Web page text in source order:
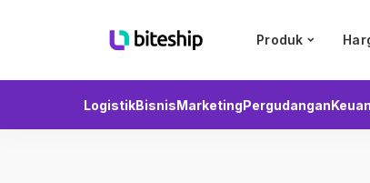
Produk
LogistikBisnisMarketingPergudangan